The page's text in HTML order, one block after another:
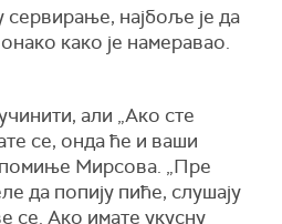
сервирање, најбоље је да
како је намеравао.
али „Ако сте
се, онда ће и ваши
Мирсова. „Пре
да попију пиће, слушају
се. Ако имате укусну